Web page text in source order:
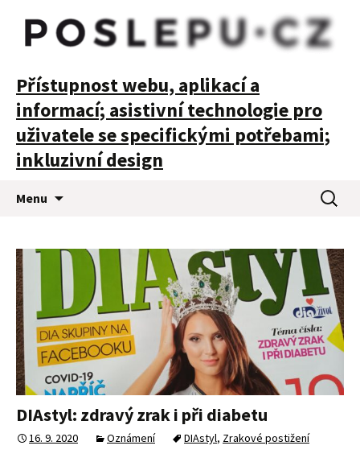
POSLEPU
Přístupnost webu, aplikací a
informací; asistivní technologie pro
uživatele se specifickými potřebami;
inkluzivní design
Menu
webu
DIAstyl: zdravý zrak i při diabetu
16. 9. 2020 Oznámení DIAstyl, Zrakové postižení